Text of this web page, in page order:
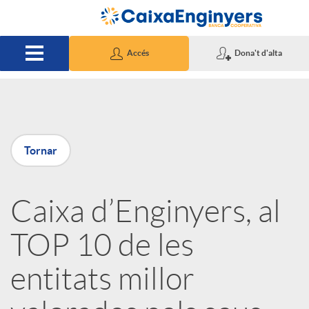
Salta al contingut principal
Accés Dona't d'alta
P
u
b
Tornar
Caixa d’Enginyers, al
TOP 10 de les
entitats millor